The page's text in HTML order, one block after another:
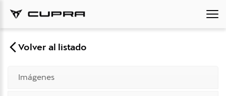
Volver al listado
Imágenes